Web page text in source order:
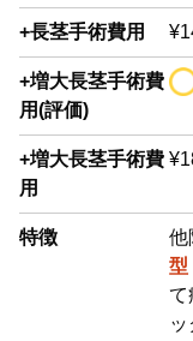
+長茎手術費用
+増大長茎手術費
用(評価)
+増大長茎手術費
用
特徴 他
型
て
ッ